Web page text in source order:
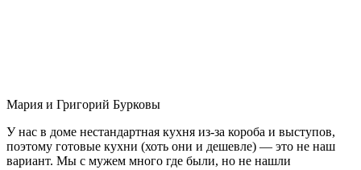
Мария и Григорий Бурковы
У нас в доме нестандартная кухня из-за короба и выступов,
поэтому готовые кухни (хоть они и дешевле) — это не наш
вариант. Мы с мужем много где были, но не нашли